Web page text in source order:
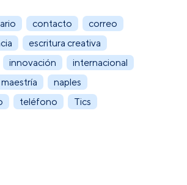
contacto
correo
escritura creativa
innovación
internacional
maestría
naples
teléfono Tics